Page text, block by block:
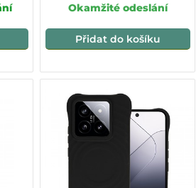
Okamžité odeslání
Přidat do košíku